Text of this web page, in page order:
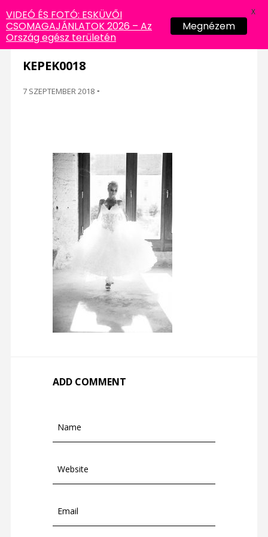
KEPEK0018
7 SZEPTEMBER 2018 -
ADD COMMENT
VIDEÓ ÉS FOTÓ: ESKÜVŐI
CSOMAGAJÁNLATOK 2026 – Az
Ország egész területén
Megnézem
X